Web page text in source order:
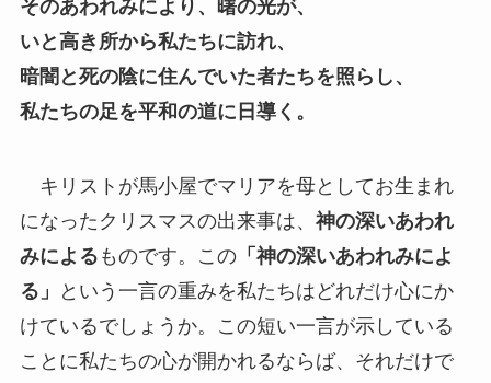
そのあわれみにより、曙の光が、
いと高き所から私たちに訪れ、
暗闇と死の陰に住んでいた者たちを照らし、
私たちの足を平和の道に日導く。
キリストが馬小屋でマリアを母としてお生まれ
になったクリスマスの出来事は、 神の深いあわれ
みによる ものです。この「神の深いあわれみによ
る」
という一言の重みを私たちはどれだけ心にか
けているでしょうか。この短い一言が示している
ことに私たちの心が開かれるならば、それだけで